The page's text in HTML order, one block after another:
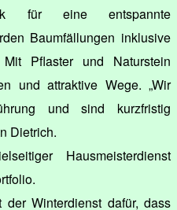
für eine entspannte
Baumfällungen inklusive
Mit Pflaster und Naturstein
und attraktive Wege. „Wir
und sind kurzfristig
Dietrich.
Hausmeisterdienst
Winterdienst dafür, dass